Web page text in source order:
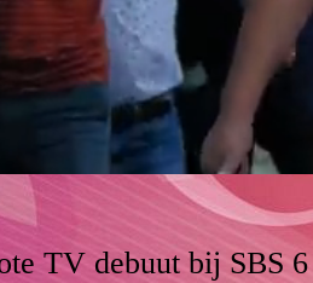
TV debuut bij SBS